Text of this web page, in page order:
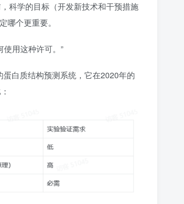
科学的目标（开发新技术和干预措施
哪个更重要。
用这种许可。”
白质结构预测系统，它在2020年的